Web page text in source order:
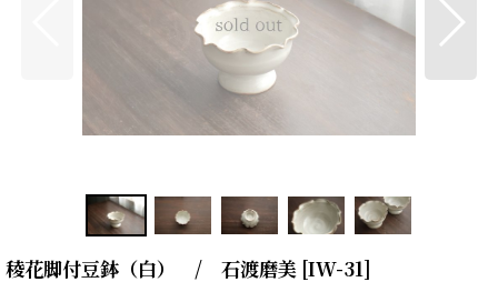
稜花脚付豆鉢（白） / 石渡磨美 [IW-31]